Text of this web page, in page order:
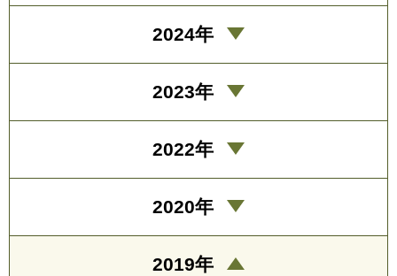
2024年
2023年
2022年
2020年
2019年